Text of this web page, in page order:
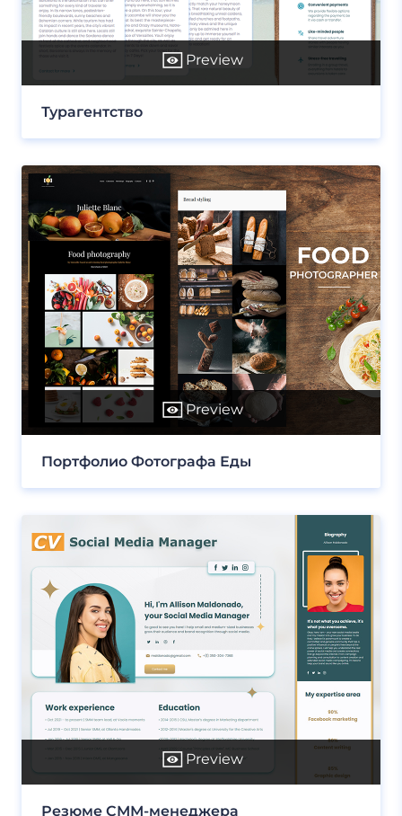
Preview
Турагентство
Preview
Портфолио Фотографа Еды
Preview
Резюме СММ-менеджера